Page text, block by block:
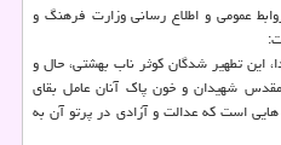
عمومی و اطلاع رسانی وزارت فرهنگ و
این تطهیر شدگان كوثر ناب بهشتی، حال و
شهیدان و خون پاك آنان عامل بقای
است كه عدالت و آزادی در پرتو آن به